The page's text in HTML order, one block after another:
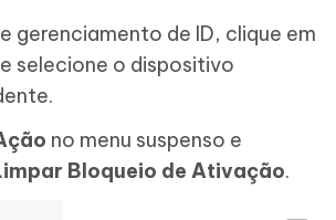
gerenciamento de ID, clique em
e selecione o dispositivo
no menu suspenso e
Bloqueio de Ativação.